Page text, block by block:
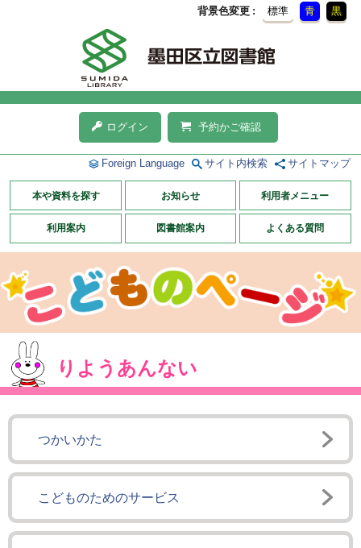
背景色変更 標準 青 黒
ログイン 予約かご確認
Foreign Language サイト内検索 サイトマップ
本や資料を探す お知らせ 利用者メニュー
利用案内 図書館案内 よくある質問
りようあんない
つかいかた
こどものためのサービス